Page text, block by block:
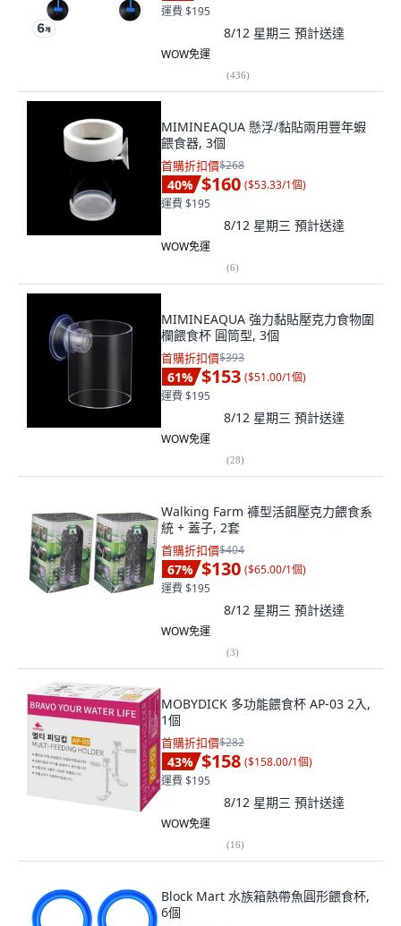
運費 $195
8/12 星期三 預計送達
WOW免運
(436)
MIMINEAQUA 懸浮/黏貼兩用豐年蝦
餵食器, 3個
首購折扣價$268
40% $160 ($53.33/1個)
運費 $195
8/12 星期三 預計送達
WOW免運
(6)
MIMINEAQUA 強力黏貼壓克力食物圍
欄餵食杯 圓筒型, 3個
首購折扣價$393
61% $153 ($51.00/1個)
運費 $195
8/12 星期三 預計送達
WOW免運
(28)
Walking Farm 褲型活餌壓克力餵食系
統 + 蓋子, 2套
首購折扣價$404
67% $130 ($65.00/1個)
運費 $195
8/12 星期三 預計送達
WOW免運
(3)
MOBYDICK 多功能餵食杯 AP-03 2入,
1個
首購折扣價$282
43% $158 ($158.00/1個)
運費 $195
8/12 星期三 預計送達
WOW免運
(16)
Block Mart 水族箱熱帶魚圓形餵食杯,
6個